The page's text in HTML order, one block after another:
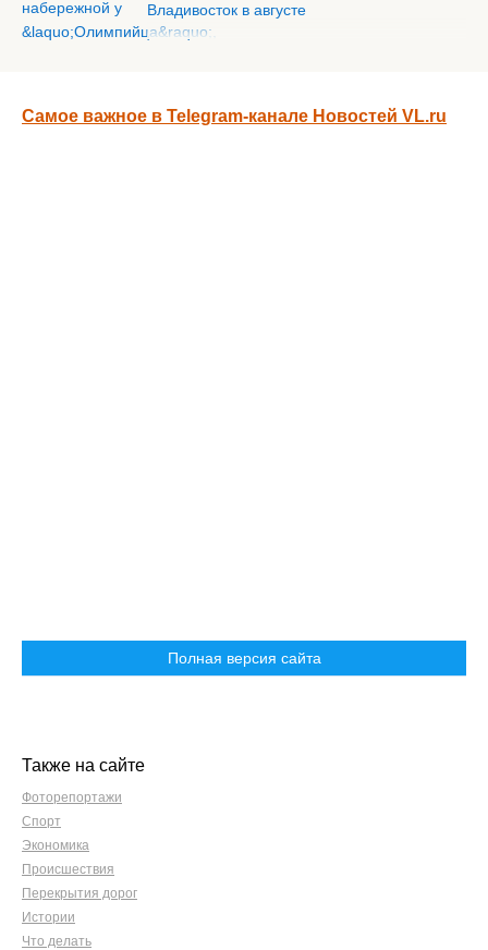
Владивосток в августе
Самое важное в Telegram-канале Новостей VL.ru
Полная версия сайта
Также на сайте
Фоторепортажи
Спорт
Экономика
Происшествия
Перекрытия дорог
Истории
Что делать